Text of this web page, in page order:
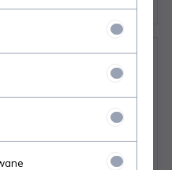
URLAUBSGRUSSE AUS
KRAMSACH, TIROL